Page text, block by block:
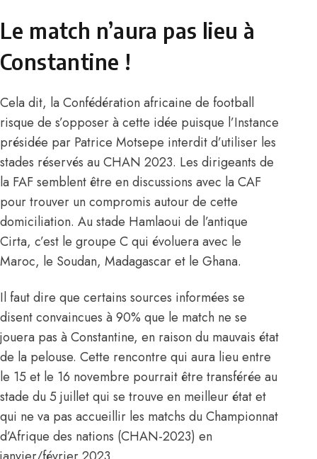
Le match n’aura pas lieu à
Constantine !
Cela dit, la Confédération africaine de football
risque de s’opposer à cette idée puisque l’Instance
présidée par Patrice Motsepe interdit d’utiliser les
stades réservés au CHAN 2023. Les dirigeants de
la FAF semblent être en discussions avec la CAF
pour trouver un compromis autour de cette
domiciliation. Au stade Hamlaoui de l’antique
Cirta, c’est le groupe C qui évoluera avec le
Maroc, le Soudan, Madagascar et le Ghana.
Il faut dire que certains sources informées se
disent convaincues à 90% que le match ne se
jouera pas à Constantine, en raison du mauvais état
de la pelouse. Cette rencontre qui aura lieu entre
le 15 et le 16 novembre pourrait être transférée au
stade du 5 juillet qui se trouve en meilleur état et
qui ne va pas accueillir les matchs du Championnat
d’Afrique des nations (CHAN-2023) en